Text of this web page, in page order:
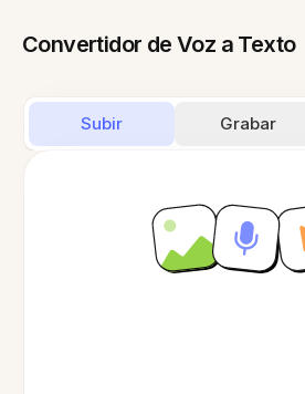
Convertidor de Voz a Texto
Subir Grabar